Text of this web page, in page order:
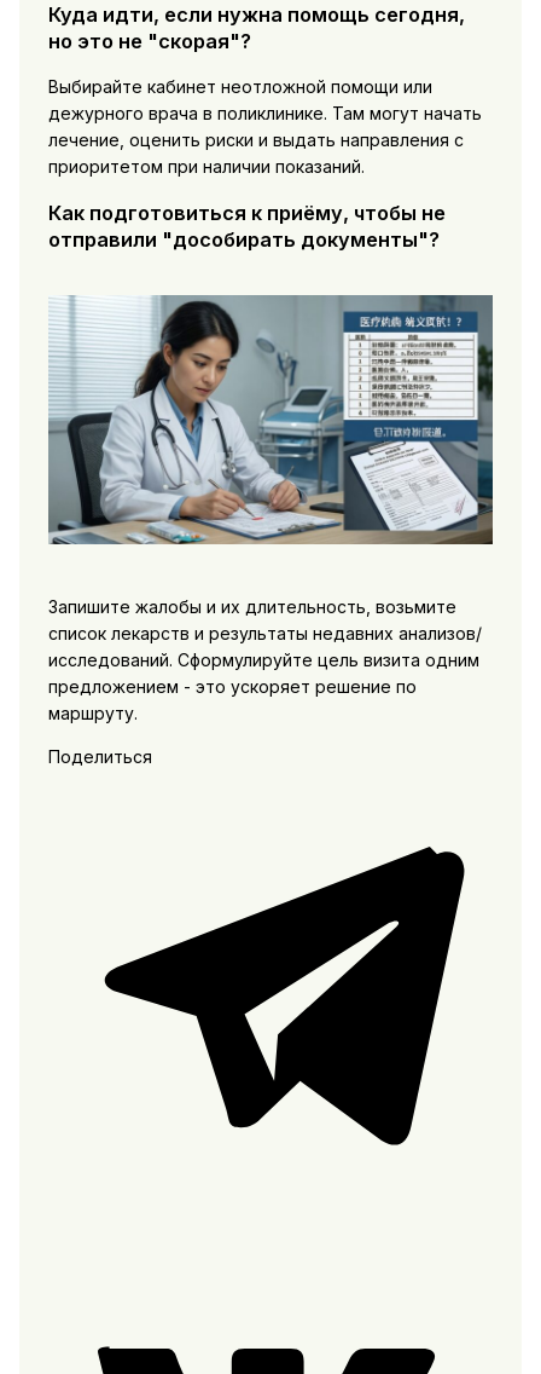
Куда идти, если нужна помощь сегодня,
но это не "скорая"?
Выбирайте кабинет неотложной помощи или
дежурного врача в поликлинике. Там могут начать
лечение, оценить риски и выдать направления с
приоритетом при наличии показаний.
Как подготовиться к приёму, чтобы не
отправили "дособирать документы"?
Запишите жалобы и их длительность, возьмите
список лекарств и результаты недавних анализов/
исследований. Сформулируйте цель визита одним
предложением - это ускоряет решение по
маршруту.
Поделиться